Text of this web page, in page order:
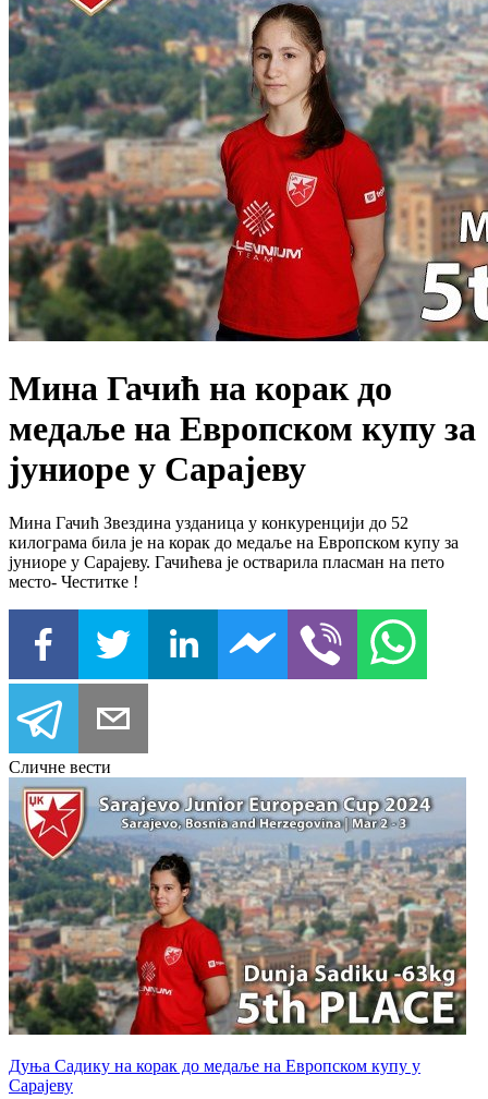
Мина Гачић на корак до
медаље на Европском купу за
јуниоре у Сарајеву
Мина Гачић Звездина узданица у конкуренцији до 52
килограма била је на корак до медаље на Европском купу за
јуниоре у Сарајеву. Гачићева је остварила пласман на пето
место- Честитке !
Сличне вести
Дуња Садику на корак до медаље на Европском купу у
Сарајеву